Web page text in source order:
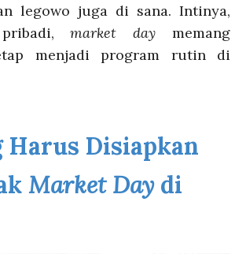
legowo juga di sana. Intinya,
market daymemang
menjadi program rutin di
Harus Disiapkan
Market Daydi